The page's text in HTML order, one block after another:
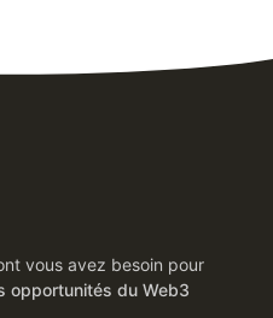
vous avez besoin pour
opportunités du Web3